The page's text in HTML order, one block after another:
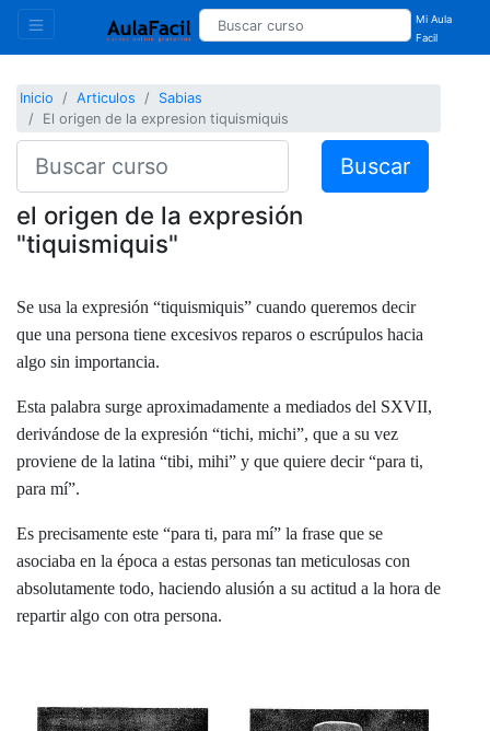
Mi Aula
Facil
Inicio Articulos
Sabias
El origen de la expresion tiquismiquis
Buscar
el origen de la expresión
"tiquismiquis"
Se usa la expresión “tiquismiquis” cuando queremos decir
que una persona tiene excesivos reparos o escrúpulos hacia
algo sin importancia.
Esta palabra surge aproximadamente a mediados del SXVII,
derivándose de la expresión “tichi, michi”, que a su vez
proviene de la latina “tibi, mihi” y que quiere decir “para ti,
para mí”.
Es precisamente este “para ti, para mí” la frase que se
asociaba en la época a estas personas tan meticulosas con
absolutamente todo, haciendo alusión a su actitud a la hora de
repartir algo con otra persona.